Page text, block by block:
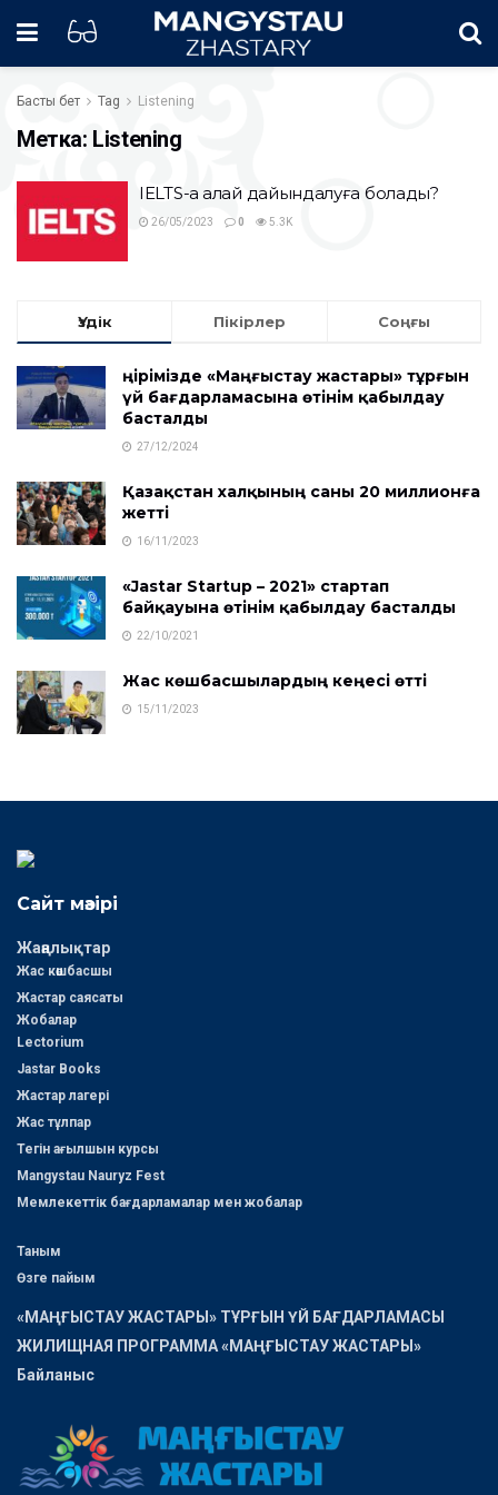
Басты бет Tag Listening
Метка: Listening
IELTS-қа қалай дайындалуға болады?
26/05/2023 0 5.3K
Үздік Пікірлер Соңғы
Өңірімізде «Маңғыстау жастары» тұрғын
үй бағдарламасына өтінім қабылдау
басталды
27/12/2024
Қазақстан халқының саны 20 миллионға
жетті
16/11/2023
«Jastar Startup – 2021» стартап
байқауына өтінім қабылдау басталды
22/10/2021
Жас көшбасшылардың кеңесі өтті
15/11/2023
Сайт мәзірі
Жаңалықтар
Жас көшбасшы
Жастар саясаты
Жобалар
Lectorium
Jastar Books
Жастар лагері
Жас тұлпар
Тегін ағылшын курсы
Mangystau Nauryz Fest
Мемлекеттік бағдарламалар мен жобалар
Таным
Өзге пайым
«МАҢҒЫСТАУ ЖАСТАРЫ» ТҰРҒЫН ҮЙ БАҒДАРЛАМАСЫ
ЖИЛИЩНАЯ ПРОГРАММА «МАҢҒЫСТАУ ЖАСТАРЫ»
Байланыс